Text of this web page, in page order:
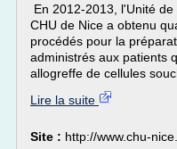
En 2012-2013, l'Unité
CHU de Nice a obtenu
procédés pour la
administrés aux patients
allogreffe de cellules
Lire la suite
Site : http://www.chu-